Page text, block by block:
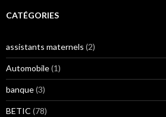
CATÉGORIES
assistants maternels (2)
Automobile(1)
banque(3)
BETIC (78)